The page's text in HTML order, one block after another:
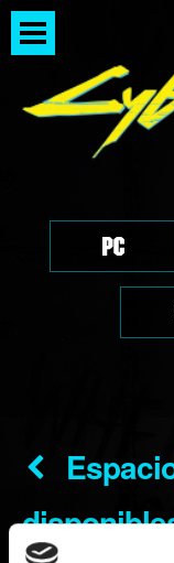
Espacios de guardado